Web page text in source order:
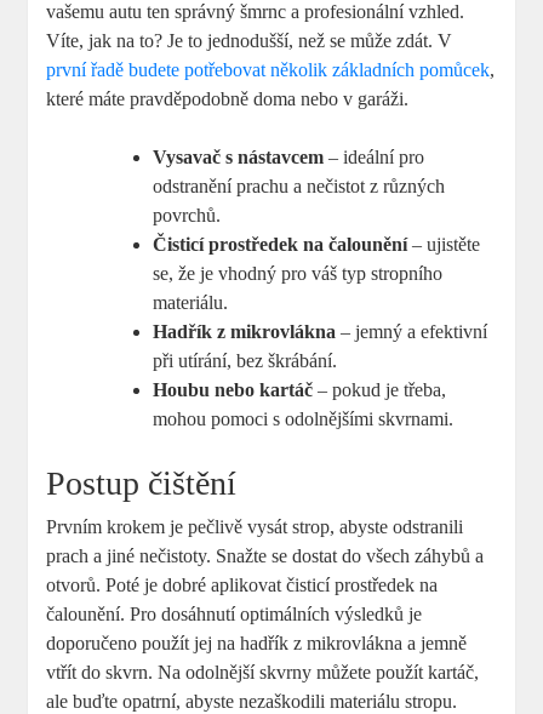
vašemu autu ten správný šmrnc a profesionální vzhled.
Víte, jak na to? Je to jednodušší, než se může zdát. V
první řadě budete potřebovat několik základních pomůcek,
které máte pravděpodobně doma nebo v garáži.
Vysavač s nástavcem – ideální pro
odstranění prachu a nečistot z různých
povrchů.
Čisticí prostředek na čalounění– ujistěte
se, že je vhodný pro váš typ stropního
materiálu.
Hadřík z mikrovlákna – jemný a efektivní
při utírání, bez škrábání.
Houbu nebo kartáč – pokud je třeba,
mohou pomoci s odolnějšími skvrnami.
Postup čištění
Prvním krokem je pečlivě vysát strop, abyste odstranili
prach a jiné nečistoty. Snažte se dostat do všech záhybů a
otvorů. Poté je dobré aplikovat čisticí prostředek na
čalounění. Pro dosáhnutí optimálních výsledků je
doporučeno použít jej na hadřík z mikrovlákna a jemně
vtřít do skvrn. Na odolnější skvrny můžete použít kartáč,
ale buďte opatrní, abyste nezaškodili materiálu stropu.